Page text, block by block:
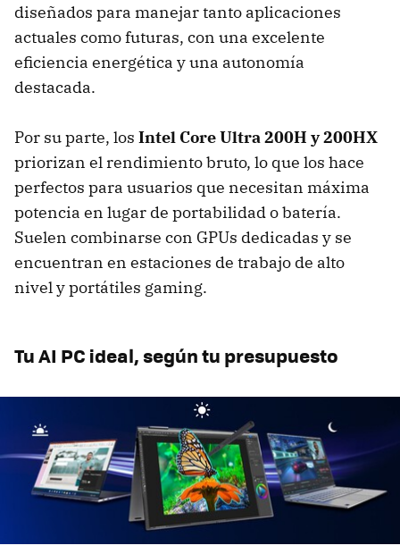
diseñados para manejar tanto aplicaciones
actuales como futuras, con una excelente
eficiencia energética y una autonomía
destacada.
Por su parte, los Intel Core Ultra 200H y 200HX
priorizan el rendimiento bruto, lo que los hace
perfectos para usuarios que necesitan máxima
potencia en lugar de portabilidad o batería.
Suelen combinarse con GPUs dedicadas y se
encuentran en estaciones de trabajo de alto
nivel y portátiles gaming.
Tu AI PC ideal, según tu presupuesto